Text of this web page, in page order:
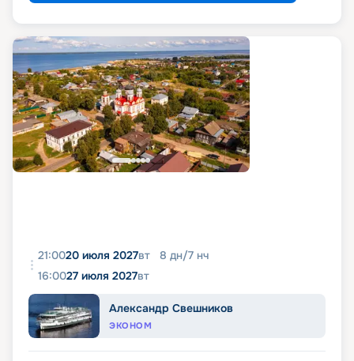
21:0020 июля 2027вт 8 дн/7 нч
16:0027 июля 2027вт
Александр Свешников
ЭКОНОМ